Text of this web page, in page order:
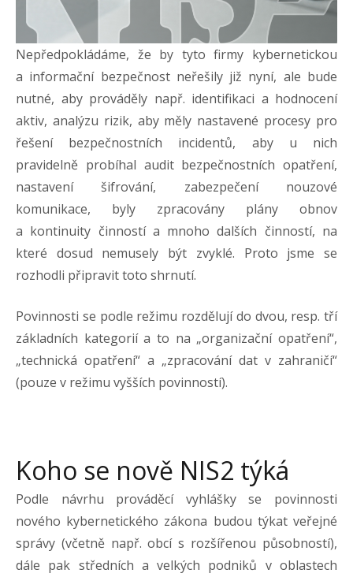
Nepředpokládáme, že by tyto firmy kybernetickou
a informační bezpečnost neřešily již nyní, ale bude
nutné, aby prováděly např. identifikaci a hodnocení
aktiv, analýzu rizik, aby měly nastavené procesy pro
řešení bezpečnostních incidentů, aby u nich
pravidelně probíhal audit bezpečnostních opatření,
nastavení šifrování, zabezpečení nouzové
komunikace, byly zpracovány plány obnov
a kontinuity činností a mnoho dalších činností, na
které dosud nemusely být zvyklé. Proto jsme se
rozhodli připravit toto shrnutí.
Povinnosti se podle režimu rozdělují do dvou, resp. tří
základních kategorií a to na „organizační opatření“,
„technická opatření“ a „zpracování dat v zahraničí“
(pouze v režimu vyšších povinností).
Koho se nově NIS2 týká
Podle návrhu prováděcí vyhlášky se povinnosti
nového kybernetického zákona budou týkat veřejné
správy (včetně např. obcí s rozšířenou působností),
dále pak středních a velkých podniků v oblastech